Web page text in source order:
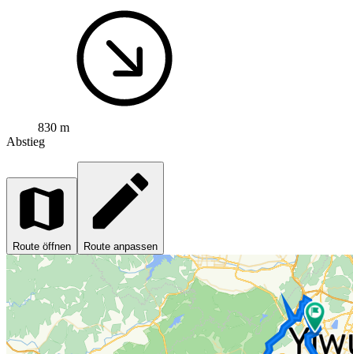
830 m
Abstieg
Route öffnen Route anpassen